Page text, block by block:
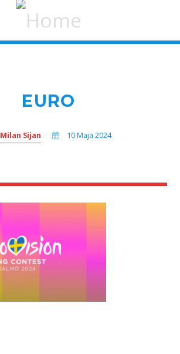
EURO
Milan Sijan 10 Maja 2024